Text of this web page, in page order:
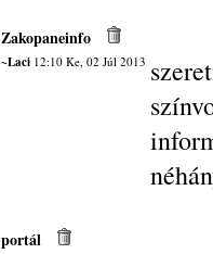
Zakopaneinfo
~Laci12:10 Ke, 02 Júl 2013
portál